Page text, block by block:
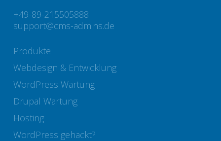
+49-89-215505888
support@cms-admins.de
Produkte
Webdesign & Entwicklung
WordPress Wartung
Drupal Wartung
Hosting
WordPress gehackt?